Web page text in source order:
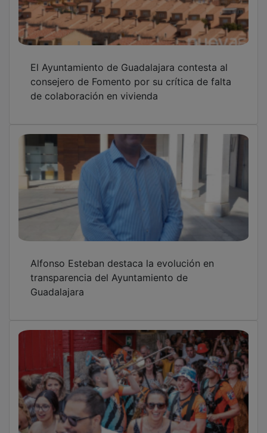
consejero de Fomento por su crítica de falta
de colaboración en vivienda
transparencia del Ayuntamiento de
Guadalajara